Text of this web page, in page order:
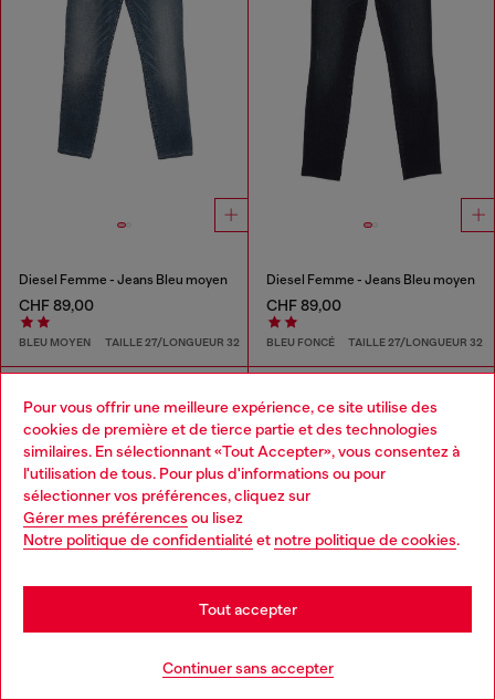
Pour vous offrir une meilleure expérience, ce site utilise des
cookies de première et de tierce partie et des technologies
similaires. En sélectionnant «Tout Accepter», vous consentez à
l'utilisation de tous. Pour plus d'informations ou pour
sélectionner vos préférences, cliquez sur
Gérer mes préférences ou lisez
Notre politique de confidentialitéet notre politique de cookies.
Continuer sans accepter
Tout accepter
Diesel Femme - Jeans Bleu moyen
CHF 89,00
BLEU MOYEN TAILLE 27/LONGUEUR 32
Diesel Femme - Jeans Bleu moyen
CHF 89,00
BLEU FONCÉ TAILLE 27/LONGUEUR 32
Choose your location
You are currently browsing Suisse website, but it seems you
may be based in United States